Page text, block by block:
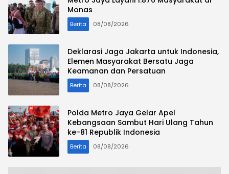
Monas
Berita 08/08/2026
Deklarasi Jaga Jakarta untuk Indonesia,
Elemen Masyarakat Bersatu Jaga
Keamanan dan Persatuan
Berita 08/08/2026
Polda Metro Jaya Gelar Apel
Kebangsaan Sambut Hari Ulang Tahun
ke-81 Republik Indonesia
Berita 08/08/2026